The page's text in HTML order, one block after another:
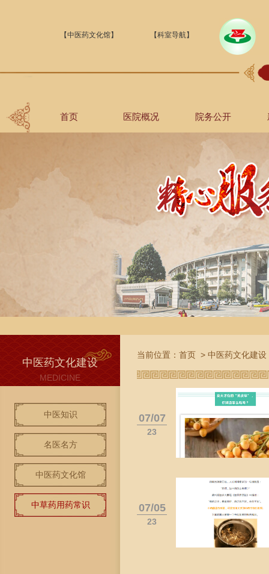
【中医药文化馆】 【科室导航】
首页 医院概况 院务公开
中医药文化建设
MEDICINE
中医知识
名医名方
中医药文化馆
中草药用药常识
当前位置： 首页 > 中医药文化建设
07/07
23
07/05
23